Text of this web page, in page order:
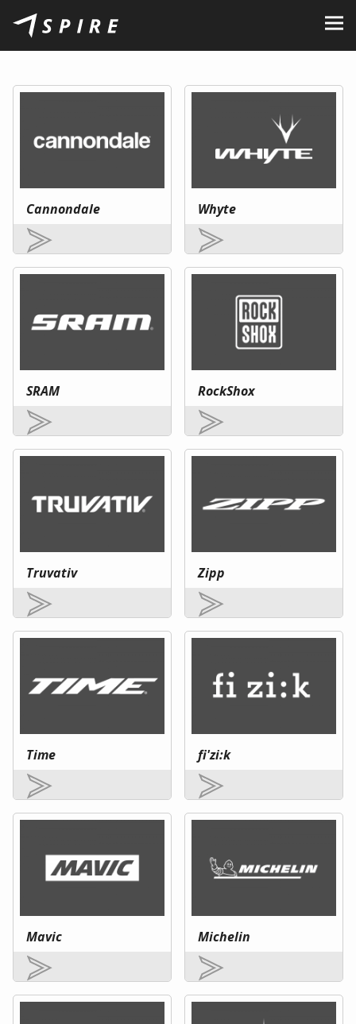
O nás
Značky
Kontakt
Cannondale Whyte
SRAM RockShox
Truvativ Zipp
Time fi'zi:k
Mavic Michelin